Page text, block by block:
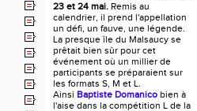
23 et 24 mai. Remis au
calendrier, il prend l'appellation
un défi, un fauve, une légende.
La presque île du Malsaucy se
prêtait bien sûr pour cet
événement où un millier de
participants se préparaient sur
les formats S, M et L.
Ainsi Baptiste Domanico bien à
l'aise dans la compétition L de la